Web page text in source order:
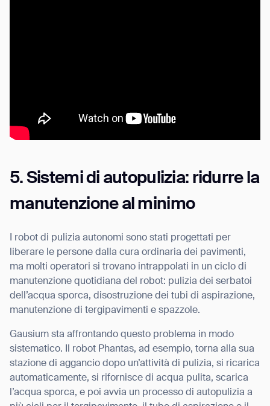
5. Sistemi di autopulizia: ridurre la
manutenzione al minimo
I robot di pulizia autonomi sono stati progettati per
liberare le persone dalla cura ordinaria dei pavimenti,
ma molti operatori si trovano intrappolati in un ciclo di
manutenzione quotidiana del robot: pulizia dei serbatoi
dell’acqua sporca, disostruzione dei tubi di aspirazione,
manutenzione di tergipavimenti e spazzole.
Gausium sta affrontando questo problema in modo
sistematico. Il robot Phantas, ad esempio, torna alla sua
stazione di aggancio dopo un’attività di pulizia, si ricarica
automaticamente, si rifornisce di acqua pulita, scarica
l’acqua sporca, e poi avvia un processo di autopulizia a